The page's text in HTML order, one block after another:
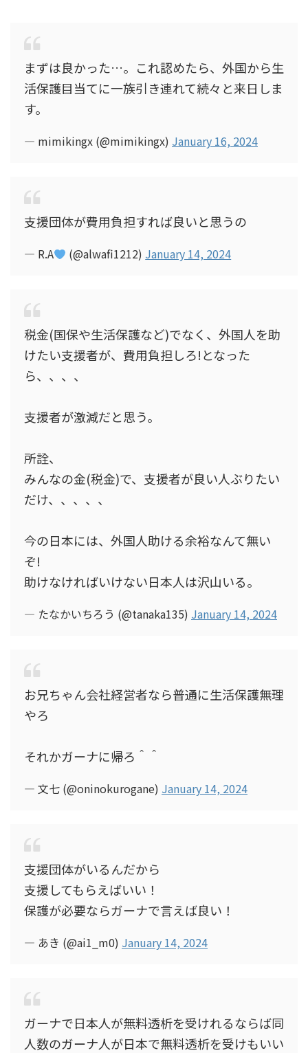
まずは良かった…。これ認めたら、外国から生
活保護目当てに一族引き連れて続々と来日しま
す。
— mimikingx (@mimikingx) January 16, 2024
支援団体が費用負担すれば良いと思うの
— R.A (@alwafi1212) January 14, 2024
税金(国保や生活保護など)でなく、外国人を助
けたい支援者が、費用負担しろ!となった
ら、、、、
支援者が激減だと思う。
所詮、
みんなの金(税金)で、支援者が良い人ぶりたい
だけ、、、、、
今の日本には、外国人助ける余裕なんて無い
ぞ!
助けなければいけない日本人は沢山いる。
— たなかいちろう (@tanaka135) January 14, 2024
お兄ちゃん会社経営者なら普通に生活保護無理
やろ
それかガーナに帰ろ＾＾
— 文七 (@oninokurogane) January 14, 2024
支援団体がいるんだから
支援してもらえばいい！
保護が必要ならガーナで言えば良い！
— あき (@ai1_m0) January 14, 2024
ガーナで日本人が無料透析を受けれるならば同
人数のガーナ人が日本で無料透析を受けもいい